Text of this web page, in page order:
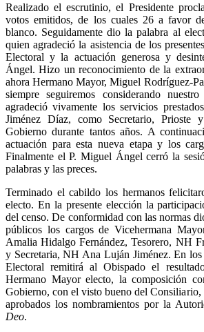
Realizado el escrutinio, el Presidente
votos emitidos, de los cuales 26 a favor
blanco. Seguidamente dio la palabra al
quien agradeció la asistencia de los
Electoral y la actuación generosa y
Ángel. Hizo un reconocimiento de la
ahora Hermano Mayor, Miguel Rodríguez-
siempre seguiremos considerando
agradeció vivamente los servicios
Jiménez Díaz, como Secretario, Prioste
Gobierno durante tantos años. A
actuación para esta nueva etapa y los
Finalmente el P. Miguel Ángel cerró la
palabras y las preces.
Terminado el cabildo los hermanos
electo. En la presente elección la
del censo. De conformidad con las normas
públicos los cargos de Vicehermana
Amalia Hidalgo Fernández, Tesorero, NH
y Secretaria, NH Ana Luján Jiménez. En
Electoral remitirá al Obispado el
Hermano Mayor electo, la composición
Gobierno, con el visto bueno del Consiliario,
aprobados los nombramientos por la
Deo.